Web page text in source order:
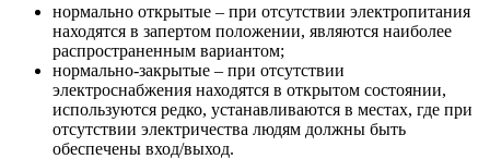
нормально открытые – при отсутствии электропитания
находятся в запертом положении, являются наиболее
распространенным вариантом;
нормально-закрытые – при отсутствии
электроснабжения находятся в открытом состоянии,
используются редко, устанавливаются в местах, где при
отсутствии электричества людям должны быть
обеспечены вход/выход.